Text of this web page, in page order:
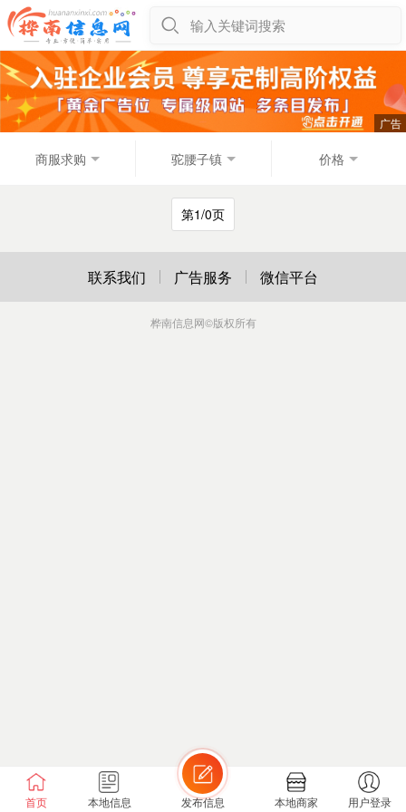
输入关键词搜索
商服求购 驼腰子镇 价格
第1/0页
首页 本地信息 发布信息 本地商家 用户登录
联系我们 广告服务 微信平台
桦南信息网©版权所有